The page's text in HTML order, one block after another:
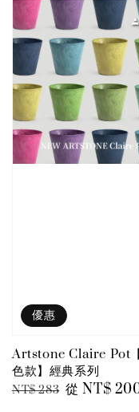
優惠
Artstone Claire Pot
色款】經典系列
Regular
NT$ 283 Sale
從NT$